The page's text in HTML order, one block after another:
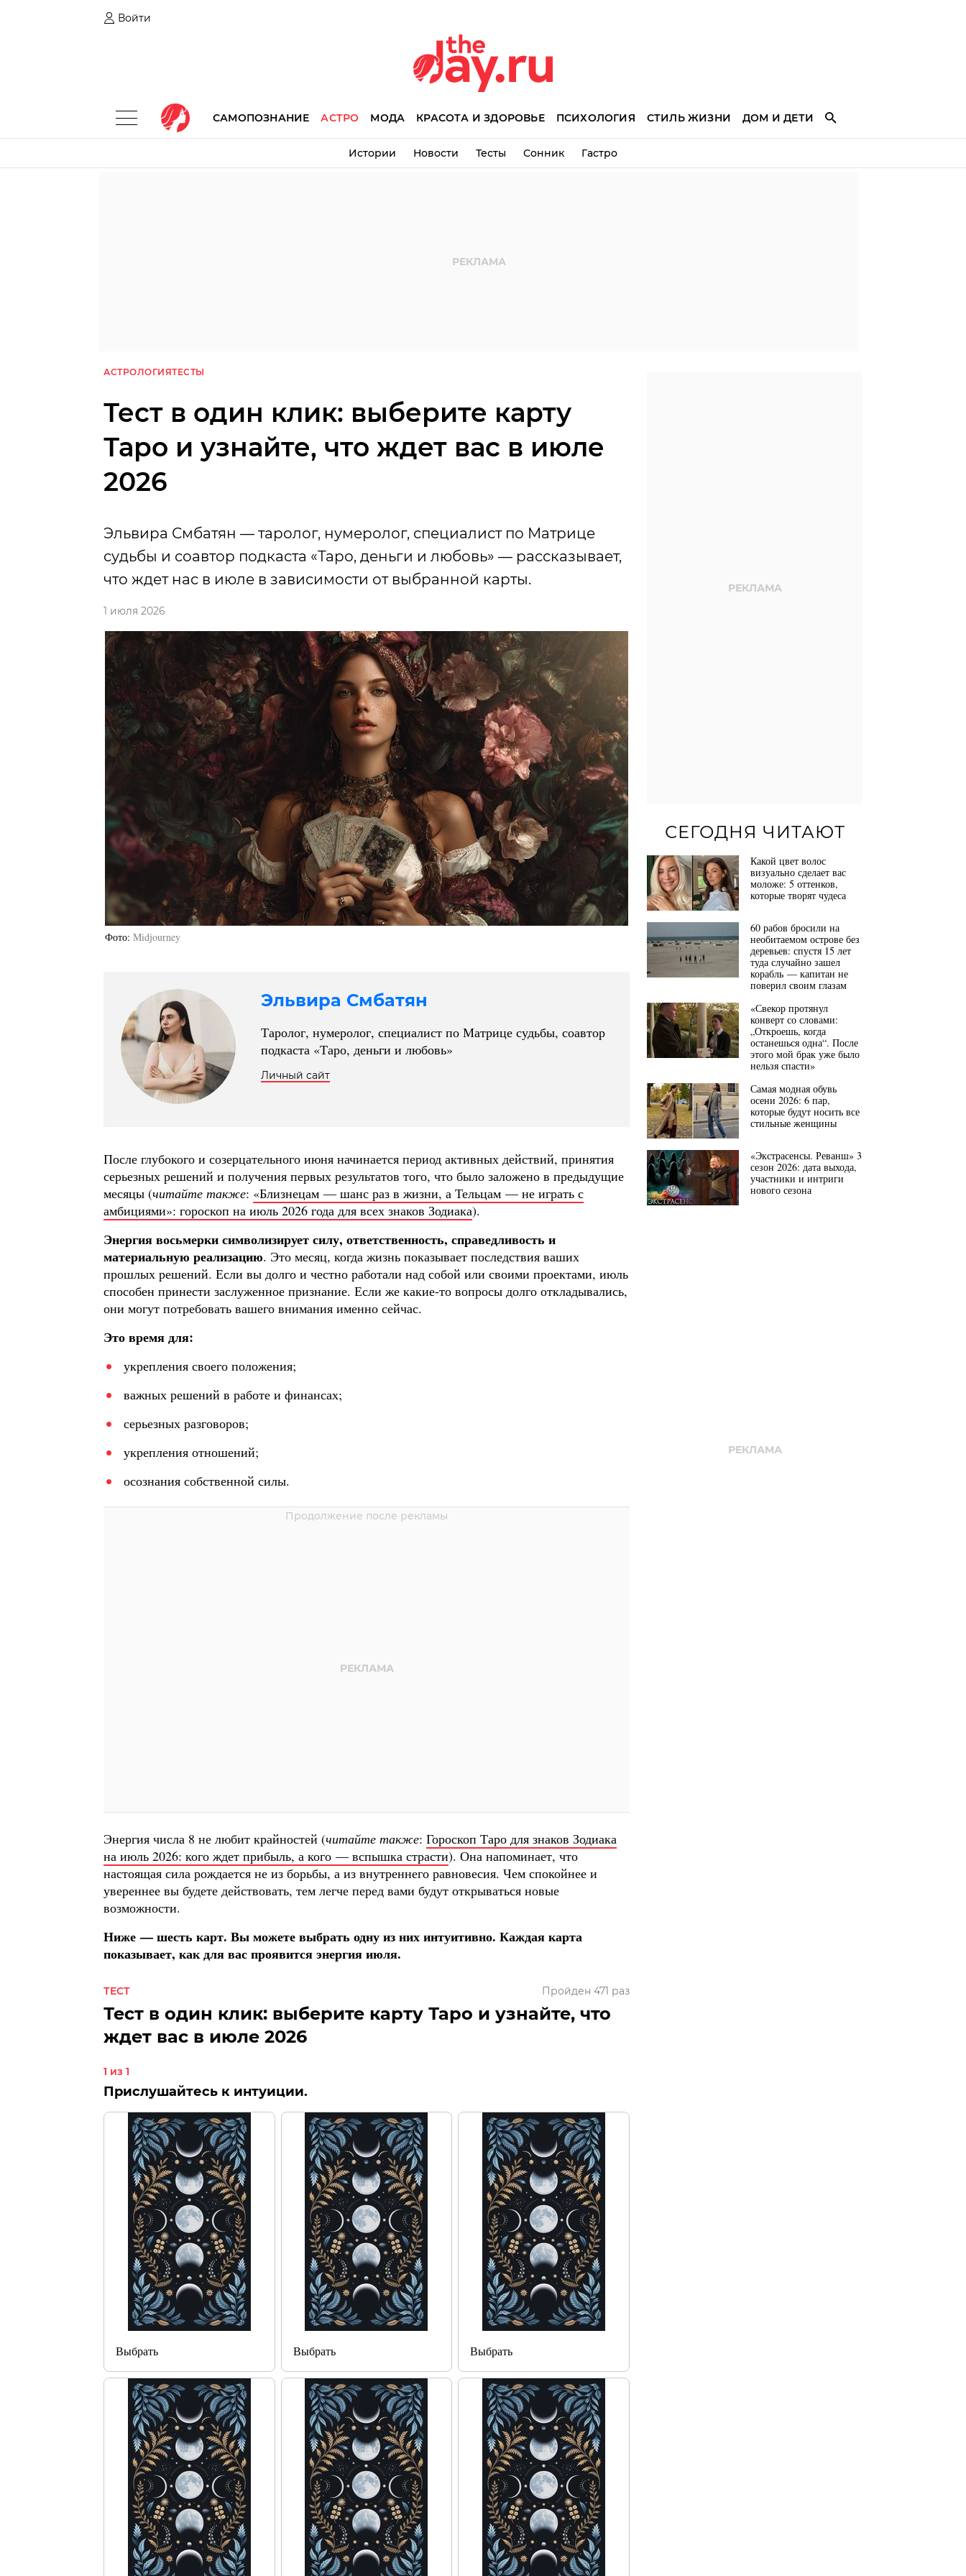
Войти
САМОПОЗНАНИЕ АСТРО МОДА КРАСОТА И ЗДОРОВЬЕ ПСИХОЛОГИЯ СТИЛЬ ЖИЗНИ ДОМ И ДЕТИ
Истории Новости Тесты Сонник Гастро
АСТРОЛОГИЯТЕСТЫ
Тест в один клик: выберите карту
Таро и узнайте, что ждет вас в июле
2026
Эльвира Смбатян — таролог, нумеролог, специалист по Матрице
судьбы и соавтор подкаста «Таро, деньги и любовь» — рассказывает,
что ждет нас в июле в зависимости от выбранной карты.
1 июля 2026
Фото Midjourney
Эльвира Смбатян
Таролог, нумеролог, специалист по Матрице судьбы, соавтор
подкаста «Таро, деньги и любовь»
Личный сайт
После глубокого и созерцательного июня начинается период активных действий, принятия
серьезных решений и получения первых результатов того, что было заложено в предыдущие
месяцы (читайте также: «Близнецам — шанс раз в жизни, а Тельцам — не играть с
амбициями»: гороскоп на июль 2026 года для всех знаков Зодиака).
Энергия восьмерки символизирует силу, ответственность, справедливость и
материальную реализацию. Это месяц, когда жизнь показывает последствия ваших
прошлых решений. Если вы долго и честно работали над собой или своими проектами, июль
способен принести заслуженное признание. Если же какие-то вопросы долго откладывались,
они могут потребовать вашего внимания именно сейчас.
Это время для:
укрепления своего положения;
важных решений в работе и финансах;
серьезных разговоров;
укрепления отношений;
осознания собственной силы.
Энергия числа 8 не любит крайностей (читайте также: Гороскоп Таро для знаков Зодиака
на июль 2026: кого ждет прибыль, а кого — вспышка страсти). Она напоминает, что
настоящая сила рождается не из борьбы, а из внутреннего равновесия. Чем спокойнее и
увереннее вы будете действовать, тем легче перед вами будут открываться новые
возможности.
Ниже — шесть карт. Вы можете выбрать одну из них интуитивно. Каждая карта
показывает, как для вас проявится энергия июля.
ТЕСТ Пройден 471 раз
Тест в один клик: выберите карту Таро и узнайте, что
ждет вас в июле 2026
1 из 1
Прислушайтесь к интуиции.
Выбрать Выбрать Выбрать
СЕГОДНЯ ЧИТАЮТ
Какой цвет волос
визуально сделает вас
моложе: 5 оттенков,
которые творят чудеса
60 рабов бросили на
необитаемом острове без
деревьев: спустя 15 лет
туда случайно зашел
корабль — капитан не
поверил своим глазам
«Свекор протянул
конверт со словами:
„Откроешь, когда
останешься одна“. После
этого мой брак уже было
нельзя спасти»
Самая модная обувь
осени 2026: 6 пар,
которые будут носить все
стильные женщины
«Экстрасенсы. Реванш» 3
сезон 2026: дата выхода,
участники и интриги
нового сезона